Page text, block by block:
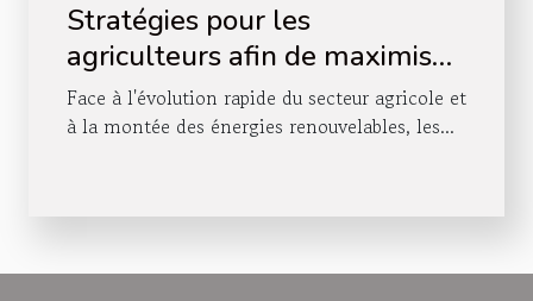
Stratégies pour les
agriculteurs afin de maximiser
les bénéfices des coopératives
solaires
Face à l'évolution rapide du secteur agricole et
à la montée des énergies renouvelables, les...